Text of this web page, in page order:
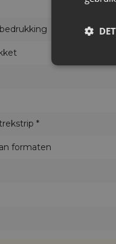
*
formaten